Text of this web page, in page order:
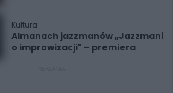
Kultura
Almanach jazzmanów „Jazzmani
o improwizacji" – premiera